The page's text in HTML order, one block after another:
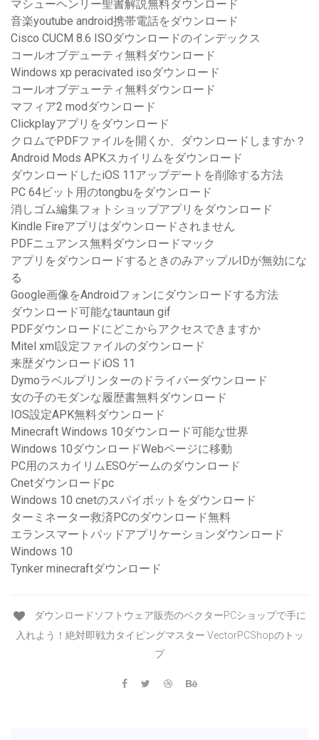
マシューヘンリー聖書解説無料ダウンロード
音楽youtube android携帯電話をダウンロード
Cisco CUCM 8.6 ISOダウンロードのインデックス
コールオブデューティ無料ダウンロード
Windows xp peracivated isoダウンロード
コールオブデューティ無料ダウンロード
マフィア2 modダウンロード
Clickplayアプリをダウンロード
クロムでPDFファイルを開くか、ダウンロードしますか？
Android Mods APKスカイリムをダウンロード
ダウンロードしたiOS 11アップデートを削除する方法
PC 64ビット用のtongbuをダウンロード
消しゴム編集フォトショップアプリをダウンロード
Kindle Fireアプリはダウンロードされません
PDFニュアンス無料ダウンロードマック
アプリをダウンロードするときのみアップルIDが無効にな
る
Google画像をAndroidフォンにダウンロードする方法
ダウンロード可能なtauntaun gif
PDFダウンロードにどこからアクセスできますか
Mitel xml設定ファイルのダウンロード
来歴ダウンロードiOS 11
Dymoラベルプリンターのドライバーダウンロード
女の子のモダンな履歴書無料ダウンロード
IOS設定APK無料ダウンロード
Minecraft Windows 10ダウンロード可能な世界
Windows 10ダウンロードWebページに移動
PC用のスカイリムESOゲームのダウンロード
Cnetダウンロードpc
Windows 10 cnetのスパイボットをダウンロード
ターミネーター救済PCのダウンロード無料
エランスマートパッドアプリケーションダウンロード
Windows 10
Tynker minecraftダウンロード
ダウンロードソフトウェア販売のベクターPCショップで手に
入れよう！絶対即戦力タイピングマスター VectorPCShopのトッ
プ